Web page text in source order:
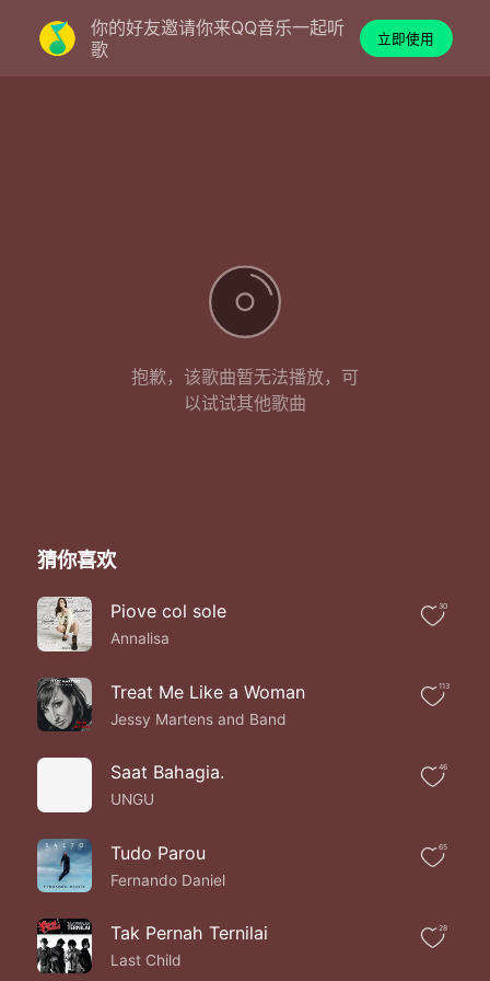
你的好友邀请你来QQ音乐一起听
歌
立即使用
抱歉，该歌曲暂无法播放，可
以试试其他歌曲
猜你喜欢
Piove col sole
Annalisa
30
Treat Me Like a Woman
Jessy Martens and Band
113
Saat Bahagia.
UNGU
46
Tudo Parou
Fernando Daniel
65
Tak Pernah Ternilai
Last Child
28